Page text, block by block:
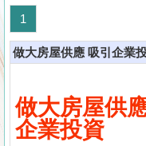
交
業
放
盤
1
做大房屋供應 吸引企業
做大房屋供
企業投資